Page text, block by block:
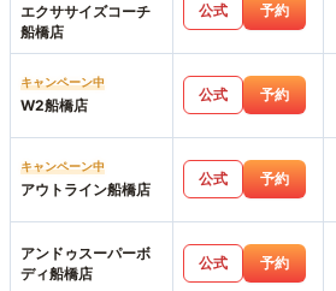
エクササイズコーチ
船橋店
公式 予約
キャンペーン中
W2船橋店
公式 予約
キャンペーン中
アウトライン船橋店
公式 予約
アンドゥスーパーボ
ディ船橋店
公式 予約